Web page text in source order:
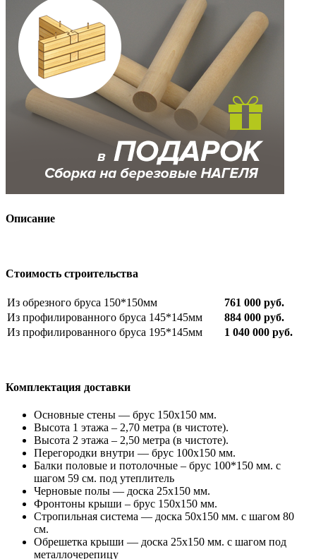
Описание
Стоимость строительства
Из обрезного бруса 150*150мм
761 000 руб.
Из профилированного бруса 145*145мм
884 000 руб.
Из профилированного бруса 195*145мм
1 040 000 руб.
Комплектация доставки
Основные стены — брус 150х150 мм.
Высота 1 этажа – 2,70 метра (в чистоте).
Высота 2 этажа – 2,50 метра (в чистоте).
Перегородки внутри — брус 100х150 мм.
Балки половые и потолочные – брус 100*150 мм. с
шагом 59 см. под утеплитель
Черновые полы — доска 25х150 мм.
Фронтоны крыши – брус 150х150 мм.
Стропильная система — доска 50х150 мм. с шагом 80
см.
Обрешетка крыши — доска 25х150 мм. с шагом под
металлочерепицу